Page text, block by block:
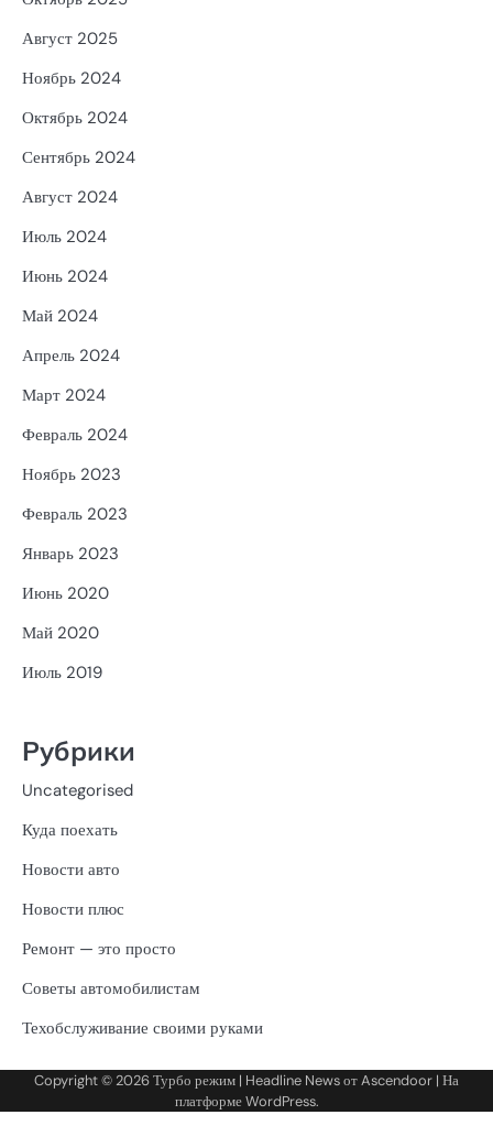
Август 2025
Ноябрь 2024
Октябрь 2024
Сентябрь 2024
Август 2024
Июль 2024
Июнь 2024
Май 2024
Апрель 2024
Март 2024
Февраль 2024
Ноябрь 2023
Февраль 2023
Январь 2023
Июнь 2020
Май 2020
Июль 2019
Рубрики
Uncategorised
Куда поехать
Новости авто
Новости плюс
Ремонт — это просто
Советы автомобилистам
Техобслуживание своими руками
Copyright © 2026Турбо режим | Headline News отAscendoor | На
платформеWordPress.